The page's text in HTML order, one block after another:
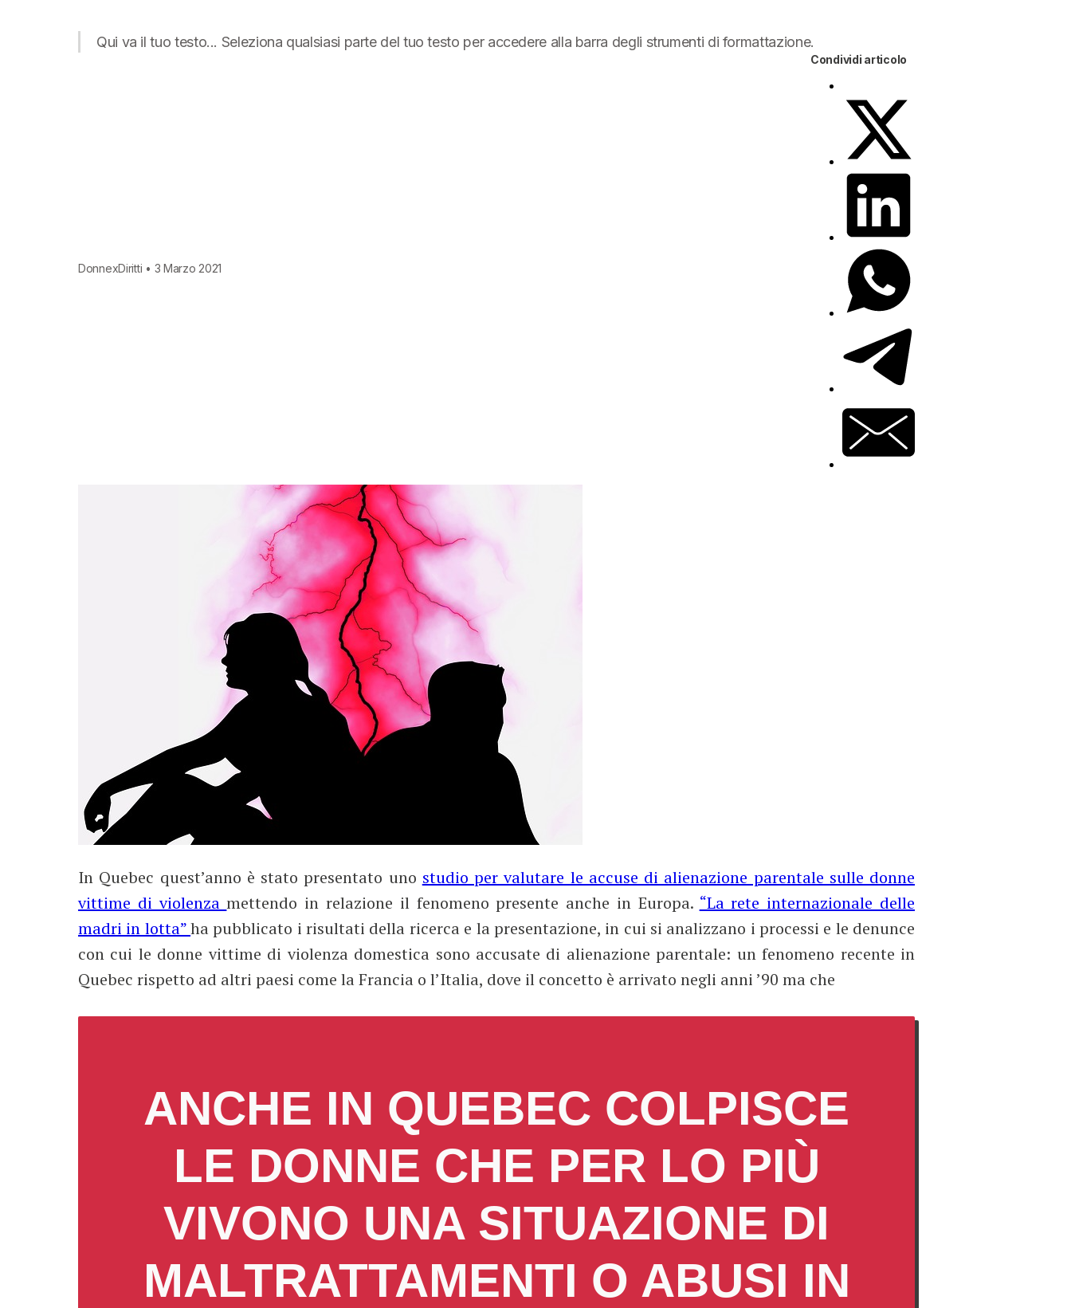
Qui va il tuo testo... Seleziona qualsiasi parte del tuo testo per accedere alla barra degli strumenti di formattazione.
DonnexDiritti • 3 Marzo 2021
Condividi articolo
In Quebec quest’anno è stato presentato uno studio per valutare le accuse di alienazione parentale sulle donne
vittime di violenzamettendo in relazione il fenomeno presente anche in Europa. “La rete internazionale delle
madri in lotta”ha pubblicato i risultati della ricerca e la presentazione, in cui si analizzano i processi e le denunce
con cui le donne vittime di violenza domestica sono accusate di alienazione parentale: un fenomeno recente in
Quebec rispetto ad altri paesi come la Francia o l’Italia, dove il concetto è arrivato negli anni ’90 ma che
ANCHE IN QUEBEC COLPISCE
LE DONNE CHE PER LO PIÙ
VIVONO UNA SITUAZIONE DI
MALTRATTAMENTI O ABUSI IN